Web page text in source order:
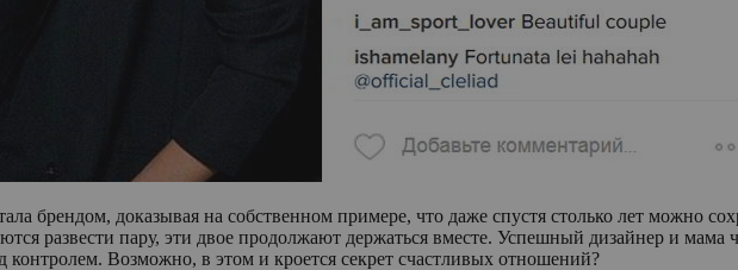
брендом, доказывая на собственном примере, что даже спустя столько лет можно
развести пару, эти двое продолжают держаться вместе. Успешный дизайнер и мама
Возможно, в этом и кроется секрет счастливых отношений?